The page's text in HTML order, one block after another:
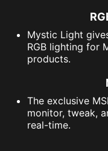
Mystic Light
RGB lighting for
products.
The exclusive
monitor, tweak,
real-time.